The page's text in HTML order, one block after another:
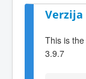
Verzija
This is
3.9.7